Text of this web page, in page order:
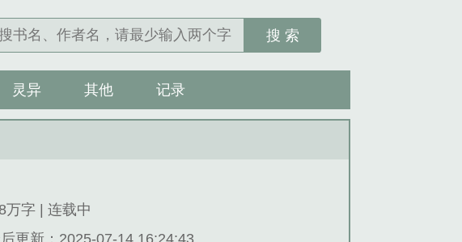
搜 索
灵异 其他 记录
万字 | 连载中
更新：2025-07-14 16:24:43